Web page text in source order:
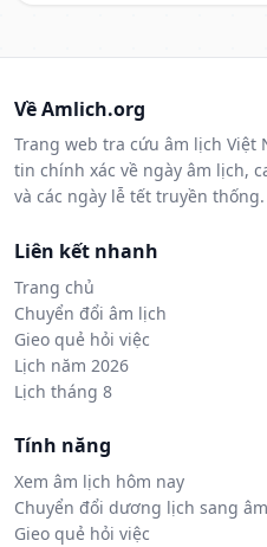
Về Amlich.org
Trang web tra cứu âm lịch
tin chính xác về ngày âm lịch,
và các ngày lễ tết truyền thống.
Liên kết nhanh
Trang chủ
Chuyển đổi âm lịch
Gieo quẻ hỏi việc
Lịch năm 2026
Lịch tháng 8
Tính năng
Xem âm lịch hôm nay
Chuyển đổi dương lịch sang
Gieo quẻ hỏi việc